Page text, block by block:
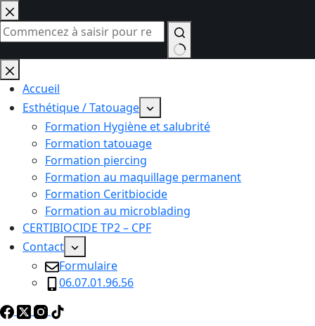
Passer
au
contenu
Aucun
résultatAccueil
Esthétique / Tatouage
Formation Hygiène et salubrité
Formation tatouage
Formation piercing
Formation au maquillage permanent
Formation Ceritbiocide
Formation au microblading
CERTIBIOCIDE TP2 – CPF
Contact
Formulaire
06.07.01.96.56